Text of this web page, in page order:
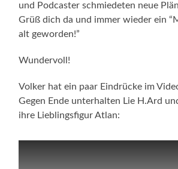
und Podcaster schmiedeten neue
Grüß dich da und immer wieder ein
alt geworden!”
Wundervoll!
Volker hat ein paar Eindrücke im
Gegen Ende unterhalten Lie H.Ard
ihre Lieblingsfigur Atlan: